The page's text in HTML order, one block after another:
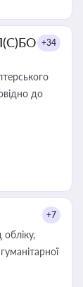
+34
до
+7